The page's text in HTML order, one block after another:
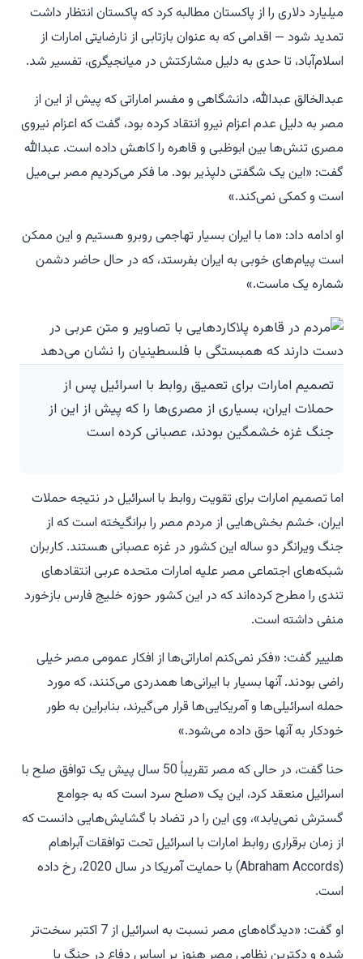
میلیارد دلاری را از پاکستان مطالبه کرد که پاکستان انتظار داشت
تمدید شود — اقدامی که به عنوان بازتابی از نارضایتی امارات از
اسلام‌آباد، تا حدی به دلیل مشارکتش در میانجیگری، تفسیر شد.
عبدالخالق عبدالله، دانشگاهی و مفسر اماراتی که پیش از این از
مصر به دلیل عدم اعزام نیرو انتقاد کرده بود، گفت که اعزام نیروی
مصری تنش‌ها بین ابوظبی و قاهره را کاهش داده است. عبدالله
گفت: «این یک شگفتی دلپذیر بود. ما فکر می‌کردیم مصر بی‌میل
است و کمکی نمی‌کند.»
او ادامه داد: «ما با ایران بسیار تهاجمی روبرو هستیم و این ممکن
است پیام‌های خوبی به ایران بفرستد، که در حال حاضر دشمن
شماره یک ماست.»
تصمیم امارات برای تعمیق روابط با اسرائیل پس از
حملات ایران، بسیاری از مصری‌ها را که پیش از این از
جنگ غزه خشمگین بودند، عصبانی کرده است
اما تصمیم امارات برای تقویت روابط با اسرائیل در نتیجه حملات
ایران، خشم بخش‌هایی از مردم مصر را برانگیخته است که از
جنگ ویرانگر دو ساله این کشور در غزه عصبانی هستند. کاربران
شبکه‌های اجتماعی مصر علیه امارات متحده عربی انتقادهای
تندی را مطرح کرده‌اند که در این کشور حوزه خلیج فارس بازخورد
منفی داشته است.
هلییر گفت: «فکر نمی‌کنم اماراتی‌ها از افکار عمومی مصر خیلی
راضی بودند. آنها بسیار با ایرانی‌ها همدردی می‌کنند، که مورد
حمله اسرائیلی‌ها و آمریکایی‌ها قرار می‌گیرند، بنابراین به طور
خودکار به آنها حق داده می‌شود.»
حنا گفت، در حالی که مصر تقریباً 50 سال پیش یک توافق صلح با
اسرائیل منعقد کرد، این یک «صلح سرد است که به جوامع
گسترش نمی‌یابد»، وی این را در تضاد با گشایش‌هایی دانست که
از زمان برقراری روابط امارات با اسرائیل تحت توافقات آبراهام
(Abraham Accords) با حمایت آمریکا در سال 2020، رخ داده
است.
او گفت: «دیدگاه‌های مصر نسبت به اسرائیل از 7 اکتبر سخت‌تر
شده و دکترین نظامی مصر هنوز بر اساس دفاع در جنگ با